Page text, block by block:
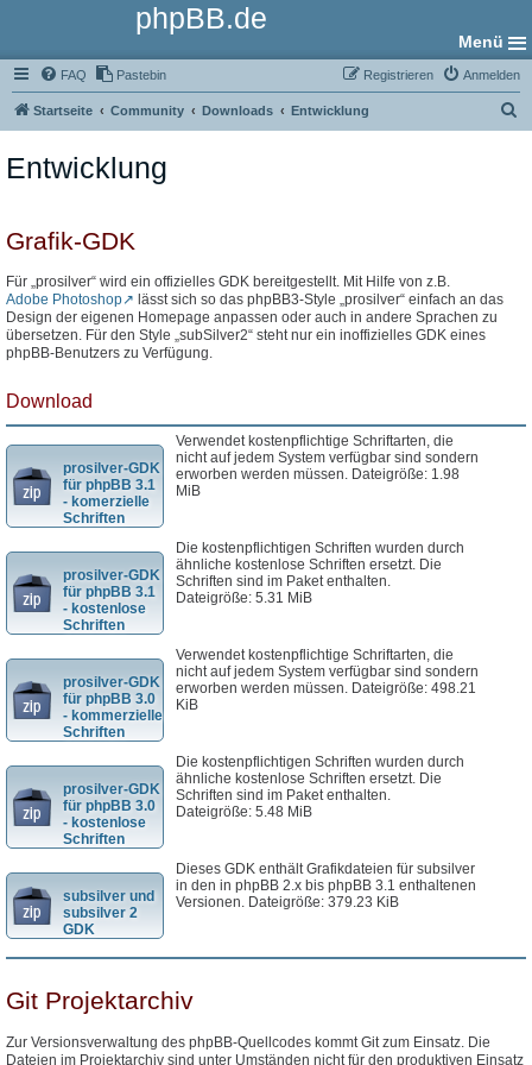
phpBB.de
Menü
FAQ Pastebin Anmelden
Registrieren
Startseite Community Downloads Entwicklung
Entwicklung
Grafik-GDK
Für „prosilver“ wird ein offizielles GDK bereitgestellt. Mit Hilfe von z.B.
Adobe Photoshop
lässt sich so das phpBB3-Style „prosilver“ einfach an das
Design der eigenen Homepage anpassen oder auch in andere Sprachen zu
übersetzen. Für den Style „subSilver2“ steht nur ein inoffizielles GDK eines
phpBB-Benutzers zu Verfügung.
Download
prosilver-GDK
für phpBB 3.1
- komerzielle
Schriften
Verwendet kostenpflichtige Schriftarten, die
nicht auf jedem System verfügbar sind sondern
erworben werden müssen. Dateigröße: 1.98
MiB
prosilver-GDK
für phpBB 3.1
- kostenlose
Schriften
Die kostenpflichtigen Schriften wurden durch
ähnliche kostenlose Schriften ersetzt. Die
Schriften sind im Paket enthalten.
Dateigröße: 5.31 MiB
prosilver-GDK
für phpBB 3.0
- kommerzielle
Schriften
Verwendet kostenpflichtige Schriftarten, die
nicht auf jedem System verfügbar sind sondern
erworben werden müssen. Dateigröße: 498.21
KiB
prosilver-GDK
für phpBB 3.0
- kostenlose
Schriften
Die kostenpflichtigen Schriften wurden durch
ähnliche kostenlose Schriften ersetzt. Die
Schriften sind im Paket enthalten.
Dateigröße: 5.48 MiB
subsilver und
subsilver 2
GDK
Dieses GDK enthält Grafikdateien für subsilver
in den in phpBB 2.x bis phpBB 3.1 enthaltenen
Versionen. Dateigröße: 379.23 KiB
Git Projektarchiv
Zur Versionsverwaltung des phpBB-Quellcodes kommt Git zum Einsatz. Die
Dateien im Projektarchiv sind unter Umständen nicht für den produktiven Einsatz